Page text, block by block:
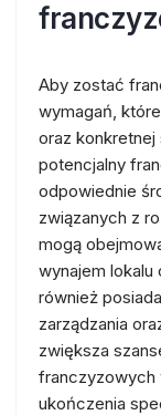
Aby zostać
wymagań,
oraz
potencjalny
odpowiednie
związanych z
mogą
wynajem lokalu
również
zarządzania
zwiększa
franczyzowych
ukończenia